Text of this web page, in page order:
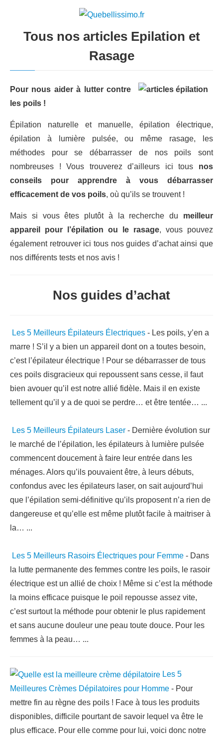
Tous nos articles Epilation et
Rasage
Pour nous aider à lutter contre
les poils !
Épilation naturelle et manuelle, épilation électrique,
épilation à lumière pulsée, ou même rasage, les
méthodes pour se débarrasser de nos poils sont
nombreuses ! Vous trouverez d’ailleurs ici tous nos
conseils pour apprendre à vous débarrasser
efficacement de vos poils, où qu’ils se trouvent !
Mais si vous êtes plutôt à la recherche du meilleur
appareil pour l’épilation ou le rasage, vous pouvez
également retrouver ici tous nos guides d’achat ainsi que
nos différents tests et nos avis !
Nos guides d’achat
Les 5 Meilleurs Épilateurs Électriques - Les poils, y’en a
marre ! S’il y a bien un appareil dont on a toutes besoin,
c’est l’épilateur électrique ! Pour se débarrasser de tous
ces poils disgracieux qui repoussent sans cesse, il faut
bien avouer qu’il est notre allié fidèle. Mais il en existe
tellement qu’il y a de quoi se perdre… et être tentée… ...
Les 5 Meilleurs Épilateurs Laser - Dernière évolution sur
le marché de l’épilation, les épilateurs à lumière pulsée
commencent doucement à faire leur entrée dans les
ménages. Alors qu’ils pouvaient être, à leurs débuts,
confondus avec les épilateurs laser, on sait aujourd’hui
que l’épilation semi-définitive qu’ils proposent n’a rien de
dangereuse et qu’elle est même plutôt facile à maitriser à
la… ...
Les 5 Meilleurs Rasoirs Électriques pour Femme - Dans
la lutte permanente des femmes contre les poils, le rasoir
électrique est un allié de choix ! Même si c’est la méthode
la moins efficace puisque le poil repousse assez vite,
c’est surtout la méthode pour obtenir le plus rapidement
et sans aucune douleur une peau toute douce. Pour les
femmes à la peau… ...
Les 5
Meilleures Crèmes Dépilatoires pour Homme - Pour
mettre fin au règne des poils ! Face à tous les produits
disponibles, difficile pourtant de savoir lequel va être le
plus efficace. Pour elle comme pour lui, voici donc notre